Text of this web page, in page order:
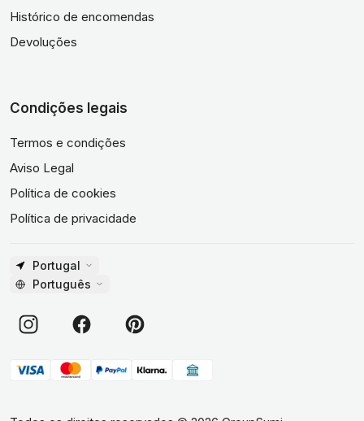
Histórico de encomendas
Devoluções
Condições legais
Termos e condições
Aviso Legal
Política de cookies
Política de privacidade
Portugal
Português